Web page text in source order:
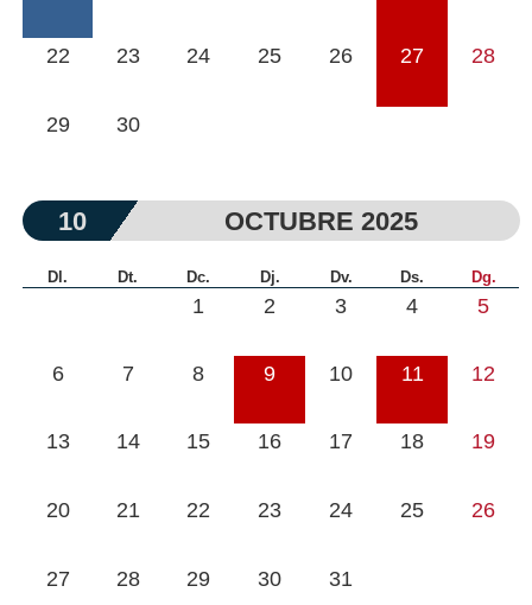
22 23 24 25 26 27 28
29 30
10 OCTUBRE 2025
Dl. Dt. Dc. Dj. Dv. Ds. Dg.
1 2 3 4 5
6 7 8 9 10 11 12
13 14 15 16 17 18 19
20 21 22 23 24 25 26
27 28 29 30 31